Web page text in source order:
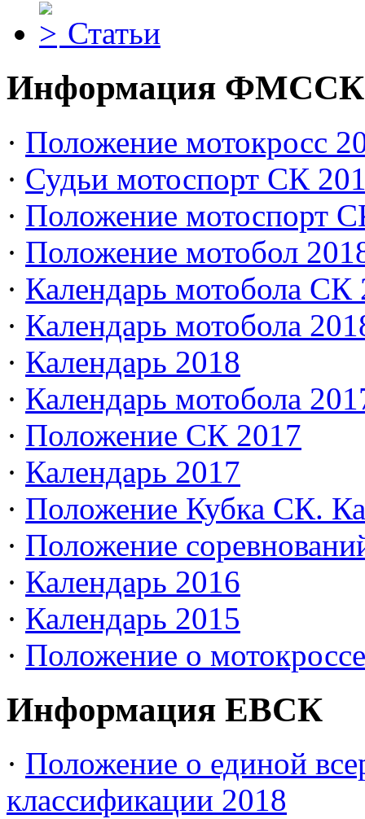
Статьи
Информация ФМССК
· Положение мотокросс
· Судьи мотоспорт СК
· Положение мотоспорт
· Положение мотобол
· Календарь мотобола СК
· Календарь мотобола
· Календарь 2018
· Календарь мотобола
· Положение СК 2017
· Календарь 2017
· Положение Кубка СК.
· Положение
· Календарь 2016
· Календарь 2015
· Положение о
Информация ЕВСК
· Положение о единой
классификации 2018